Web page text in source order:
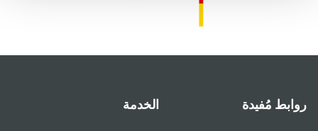
روابط مُفيدة الخدمة